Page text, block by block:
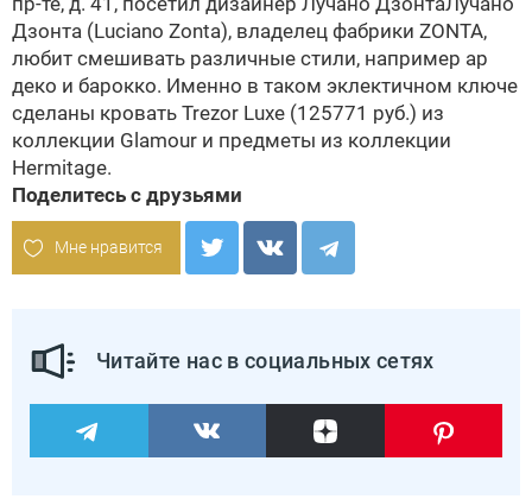
Дзонта (Luciano Zonta), владелец фабрики ZONTA,
любит смешивать различные стили, например ар
деко и барокко. Именно в таком эклектичном ключе
сделаны кровать Trezor Luxe (125771 руб.) из
коллекции Glamour и предметы из коллекции
Hermitage.
Поделитесь с друзьями
Мне нравится
Читайте нас в социальных сетях